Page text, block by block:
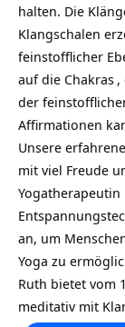
halten. Die
Klangschalen
feinstofflicher
auf die Chakras ,
der
Affirmationen
Unsere
mit viel Freude
Yogatherapeutin
an, um
Yoga zu
Ruth bietet vom
meditativ mit